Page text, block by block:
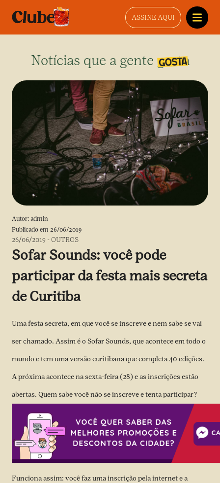
ASSINE AQUI
Notícias que a gente gosta
Autor: admin
Publicado em 26/06/2019
26/06/2019 -OUTROS
Sofar Sounds: você pode
participar da festa mais secreta
de Curitiba
Uma festa secreta, em que você se inscreve e nem sabe se vai
ser chamado. Assim é o Sofar Sounds, que acontece em todo o
mundo e tem uma versão curitibana que completa 40 edições.
A próxima acontece na sexta-feira (28) e as inscrições estão
abertas. Quem sabe você não se inscreve e tenta participar?
Funciona assim: você faz uma inscrição pela internet e a